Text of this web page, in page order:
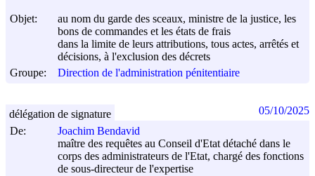
Objet:
au nom du garde des sceaux, ministre de la justice, les
bons de commandes et les états de frais
dans la limite de leurs attributions, tous actes, arrêtés et
décisions, à l'exclusion des décrets
Groupe:
Direction de l'administration pénitentiaire
De:
Joachim Bendavid
maître des requêtes au Conseil d'Etat détaché dans le
corps des administrateurs de l'Etat, chargé des fonctions
de sous-directeur de l'expertise
délégation de signature 05/10/2025